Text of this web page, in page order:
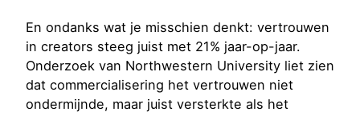
En ondanks wat je misschien denkt: vertrouwen
in creators steeg juist met 21% jaar-op-jaar.
Onderzoek van Northwestern University liet zien
dat commercialisering het vertrouwen niet
ondermijnde, maar juist versterkte als het